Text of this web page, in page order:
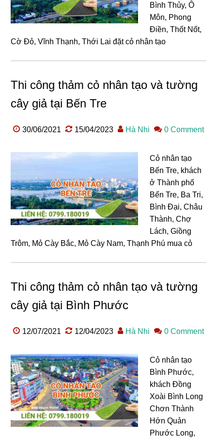
Bình Thủy, Ô
Môn, Phong
Điền, Thốt Nốt,
Cờ Đỏ, Vĩnh Thạnh, Thới Lai đặt cỏ nhân tạo
Thi công thảm cỏ nhân tạo và tường
cây giả tại Bến Tre
30/06/2021 15/04/2023 Hà Nhi 0 Comment
Cỏ nhân tạo
Bến Tre, khách
ở Thành phố
Bến Tre, Ba Tri,
Bình Đại, Châu
Thành, Chợ
Lách, Giồng
Trôm, Mỏ Cày Bắc, Mỏ Cày Nam, Thạnh Phú mua cỏ
Thi công thảm cỏ nhân tạo và tường
cây giả tại Bình Phước
12/07/2021 12/04/2023 Hà Nhi 0 Comment
Cỏ nhân tạo
Bình Phước,
khách Đồng
Xoài Bình Long
Chơn Thành
Hớn Quản
Phước Long,